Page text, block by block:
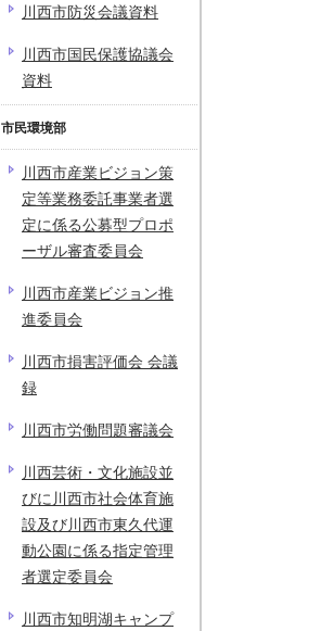
川西市防災会議資料
川西市国民保護協議会
資料
市民環境部
川西市産業ビジョン策
定等業務委託事業者選
定に係る公募型プロポ
ーザル審査委員会
川西市産業ビジョン推
進委員会
川西市損害評価会 会議
録
川西市労働問題審議会
川西芸術・文化施設並
びに川西市社会体育施
設及び川西市東久代運
動公園に係る指定管理
者選定委員会
川西市知明湖キャンプ